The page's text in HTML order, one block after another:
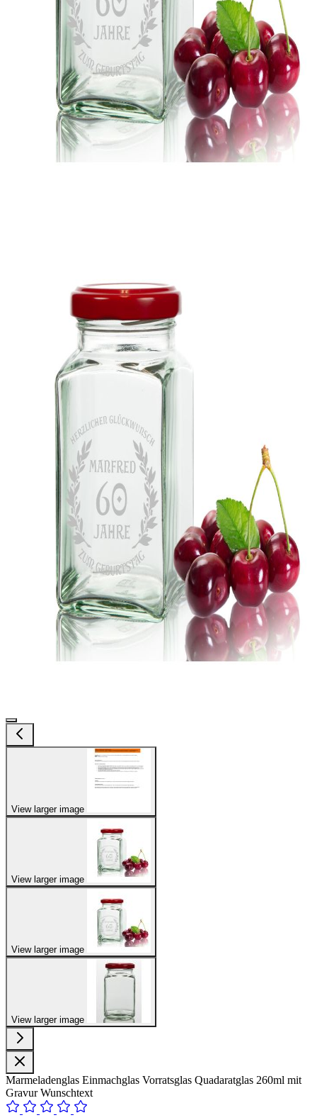
View larger image
View larger image
View larger image
View larger image
Marmeladenglas Einmachglas Vorratsglas Quadaratglas 260ml mit
Gravur Wunschtext